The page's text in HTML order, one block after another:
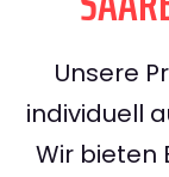
Unsere
individuell
Wir bieten